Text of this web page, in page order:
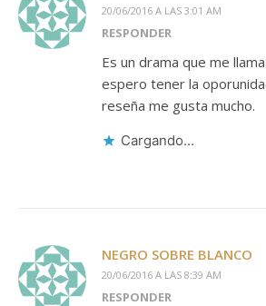
20/06/2016 A LAS 3:01 AM
RESPONDER
Es un drama que me
espero tener la
reseña me gusta mucho.
Cargando...
NEGRO SOBRE BLANCO
20/06/2016 A LAS 8:39 AM
RESPONDER